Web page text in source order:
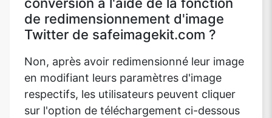
conversion à l'aide de la fonction
de redimensionnement d'image
Twitter de safeimagekit.com ?
Non, après avoir redimensionné leur image
en modifiant leurs paramètres d'image
respectifs, les utilisateurs peuvent cliquer
sur l'option de téléchargement ci-dessous